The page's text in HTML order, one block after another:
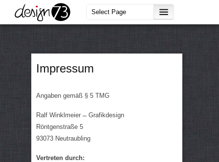
Impressum
Angaben gemäß § 5 TMG
Ralf Winklmeier ̶̶ Grafikdesign
Röntgenstraße 5
93073 Neutraubling
Vertreten durch: